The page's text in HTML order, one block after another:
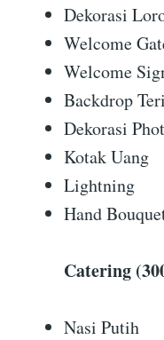
Dekorasi
Welcome
Welcome
Backdrop
Dekorasi
Kotak Uang
Lightning
Hand
Catering
Nasi Putih